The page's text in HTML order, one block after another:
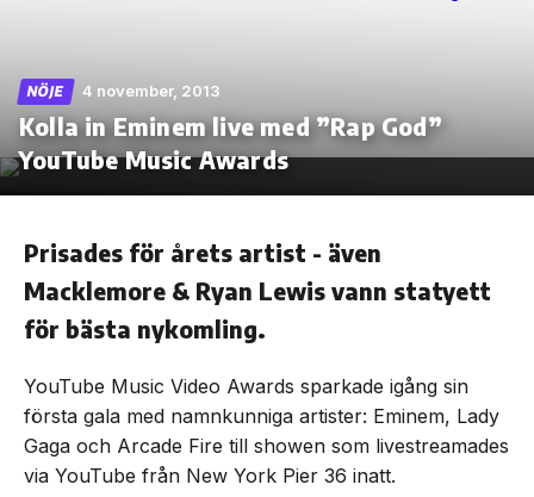
Skip
the
NÖJE 4 november, 2013
Kolla in Eminem live med ”Rap God”
YouTube Music Awards
Prisades för årets artist - även
Macklemore & Ryan Lewis vann statyett
för bästa nykomling.
YouTube Music Video Awards sparkade igång sin
första gala med namnkunniga artister: Eminem, Lady
Gaga och Arcade Fire till showen som livestreamades
via YouTube från New York Pier 36 inatt.